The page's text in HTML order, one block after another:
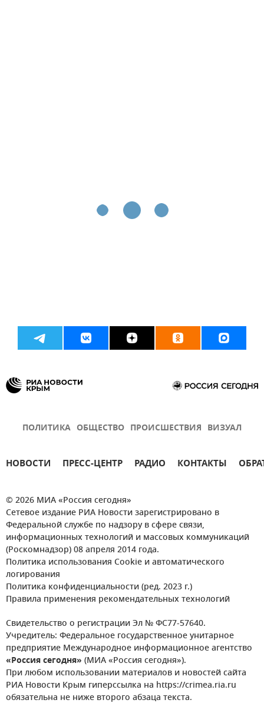
ПОЛИТИКА ОБЩЕСТВО ПРОИСШЕСТВИЯ ВИЗУАЛ
НОВОСТИ ПРЕСС-ЦЕНТР РАДИО КОНТАКТЫ
© 2026 МИА «Россия сегодня»
Сетевое издание РИА Новости зарегистрировано в
Федеральной службе по надзору в сфере связи,
информационных технологий и массовых коммуникаций
(Роскомнадзор) 08 апреля 2014 года.
Политика использования Cookie и автоматического
логирования
Политика конфиденциальности (ред. 2023 г.)
Правила применения рекомендательных технологий
Свидетельство о регистрации Эл № ФС77-57640.
Учредитель: Федеральное государственное унитарное
предприятие Международное информационное агентство
«Россия сегодня» (МИА «Россия сегодня»).
При любом использовании материалов и новостей сайта
РИА Новости Крым гиперссылка на https://crimea.ria.ru
обязательна не ниже второго абзаца текста.